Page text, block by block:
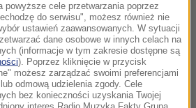
meczu Muguruzy z Kvitovą był
to dość jednostronne spotkanie.
trzy razy bronić "break pointy". W
doszło do trzech przełamań, z
powyższe cele przetwarzania poprzez
do serwisu", możesz również nie
ustawień zaawansowanych. W sytuacji
dane osobowe w innych celach na
(informacje w tym zakresie dostępne są
). Poprzez kliknięcie w przycisk
możesz zarządzać swoimi preferencjami
odmową udzielenia zgody. Cele
bez konieczności uzyskania Twojej
interes Radio Muzyka Fakty Grupa